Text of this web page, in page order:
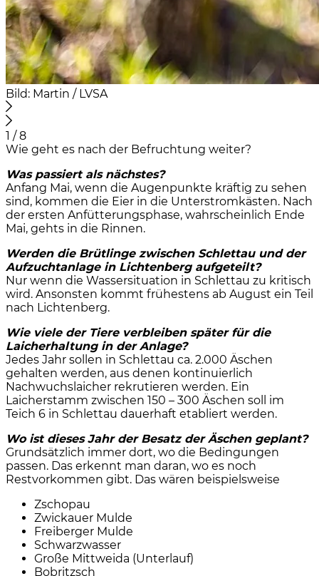
Bild: Martin / LVSA
1 / 8
Wie geht es nach der Befruchtung weiter?
Was passiert als nächstes?
Anfang Mai, wenn die Augenpunkte kräftig zu sehen
sind, kommen die Eier in die Unterstromkästen. Nach
der ersten Anfütterungsphase, wahrscheinlich Ende
Mai, gehts in die Rinnen.
Werden die Brütlinge zwischen Schlettau und der
Aufzuchtanlage in Lichtenberg aufgeteilt?
Nur wenn die Wassersituation in Schlettau zu kritisch
wird. Ansonsten kommt frühestens ab August ein Teil
nach Lichtenberg.
Wie viele der Tiere verbleiben später für die
Laicherhaltung in der Anlage?
Jedes Jahr sollen in Schlettau ca. 2.000 Äschen
gehalten werden, aus denen kontinuierlich
Nachwuchslaicher rekrutieren werden. Ein
Laicherstamm zwischen 150 – 300 Äschen soll im
Teich 6 in Schlettau dauerhaft etabliert werden.
Wo ist dieses Jahr der Besatz der Äschen geplant?
Grundsätzlich immer dort, wo die Bedingungen
passen. Das erkennt man daran, wo es noch
Restvorkommen gibt. Das wären beispielsweise
Zschopau
Zwickauer Mulde
Freiberger Mulde
Schwarzwasser
Große Mittweida (Unterlauf)
Bobritzsch